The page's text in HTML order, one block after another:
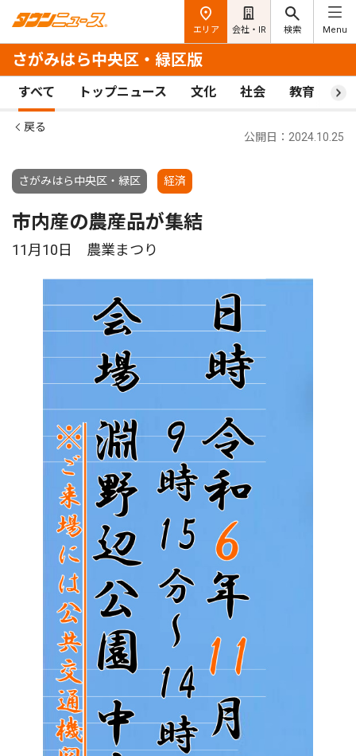
エリア 会社・IR 検索 Menu
さがみはら中央区・緑区版
すべて トップニュース 文化 社会 教育 ス
戻る
さがみはら中央区・緑区 経済
公開日：2024.10.25
市内産の農産品が集結
11月10日 農業まつり